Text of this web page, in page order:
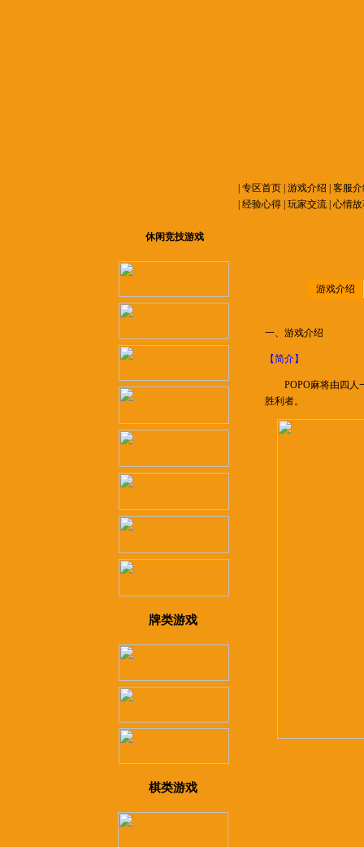
专区首页 游戏介绍
客服
经验心得 玩家交流 心情
休闲竞技游戏
牌类游戏
棋类游戏
游戏介绍
一、游戏介绍
【简介】
POPO麻将由四人一
胜利者。